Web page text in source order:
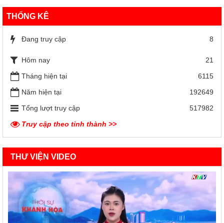
THỐNG KÊ
Đang truy cập 8
Hôm nay
21
Tháng hiện tại
6115
Năm hiện tại
192649
Tổng lượt truy cập
517982
Truy cập theo tỉnh thành >>
THƯ VIỆN VIDEO